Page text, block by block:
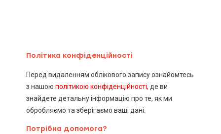
Політика конфіденційності
Перед видаленням облікового запису ознайомтесь
з нашою політикою конфіденційності, де ви
знайдете детальну інформацію про те, як ми
обробляємо та зберігаємо ваші дані.
Потрібна допомога?